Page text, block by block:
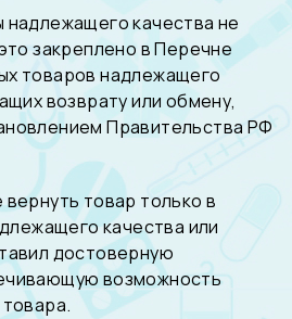
качества не
закреплено в Перечне
товаров надлежащего
возврату или обмену,
Правительства РФ
товар только в
качества или
достоверную
возможность